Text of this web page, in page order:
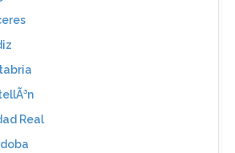
Real